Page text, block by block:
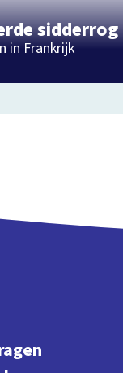
sidderrog
in Frankrijk